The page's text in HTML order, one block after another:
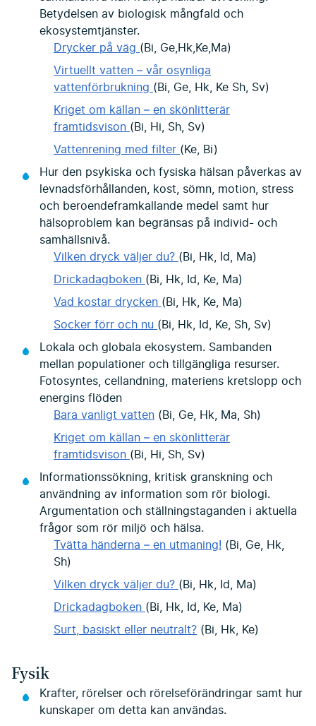
Betydelsen av biologisk mångfald och
ekosystemtjänster.
Drycker på väg (Bi, Ge,Hk,Ke,Ma)
Virtuellt vatten – vår osynliga
vattenförbrukning (Bi, Ge, Hk, Ke Sh, Sv)
Kriget om källan – en skönlitterär
framtidsvison (Bi, Hi, Sh, Sv)
Vattenrening med filter (Ke, Bi)
Hur den psykiska och fysiska hälsan påverkas av
levnadsförhållanden, kost, sömn, motion, stress
och beroendeframkallande medel samt hur
hälsoproblem kan begränsas på individ- och
samhällsnivå.
Vilken dryck väljer du? (Bi, Hk, Id, Ma)
Drickadagboken (Bi, Hk, Id, Ke, Ma)
Vad kostar drycken (Bi, Hk, Ke, Ma)
Socker förr och nu (Bi, Hk, Id, Ke, Sh, Sv)
Lokala och globala ekosystem. Sambanden
mellan populationer och tillgängliga resurser.
Fotosyntes, cellandning, materiens kretslopp och
energins flöden
Bara vanligt vatten (Bi, Ge, Hk, Ma, Sh)
Kriget om källan – en skönlitterär
framtidsvison (Bi, Hi, Sh, Sv)
Informationssökning, kritisk granskning och
användning av information som rör biologi.
Argumentation och ställningstaganden i aktuella
frågor som rör miljö och hälsa.
Tvätta händerna – en utmaning! (Bi, Ge, Hk,
Sh)
Vilken dryck väljer du? (Bi, Hk, Id, Ma)
Drickadagboken (Bi, Hk, Id, Ke, Ma)
Surt, basiskt eller neutralt? (Bi, Hk, Ke)
Fysik
Krafter, rörelser och rörelseförändringar samt hur
kunskaper om detta kan användas.